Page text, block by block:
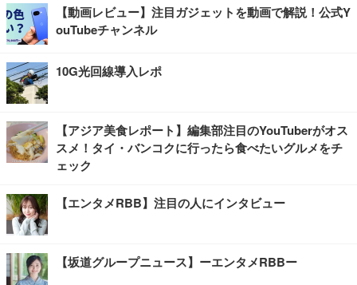
【動画レビュー】注目ガジェットを動画で解説！公式Y
ouTubeチャンネル
10G光回線導入レポ
【アジア美食レポート】編集部注目のYouTuberがオス
スメ！タイ・バンコクに行ったら食べたいグルメをチ
ェック
【エンタメRBB】注目の人にインタビュー
【坂道グループニュース】ーエンタメRBBー